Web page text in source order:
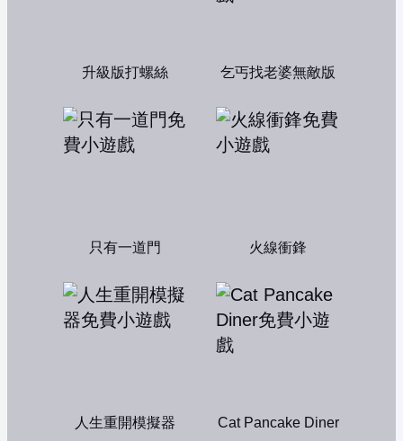
升級版打螺絲 乞丐找老婆無敵版
只有一道門 火線衝鋒
人生重開模擬器 Cat Pancake Diner